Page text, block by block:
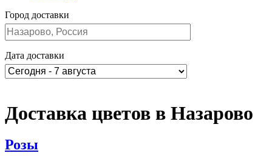
Город доставки
Дата доставки
Доставка цветов в Назарово
Розы